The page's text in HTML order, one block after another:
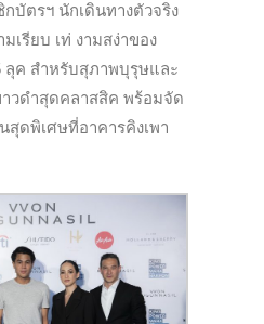
บัตรฯ นักเดินทางตัวจริง
เรียบ เท่ งามสง่าของ
ลุค สำหรับสุภาพบุรุษและ
วดำสุดคลาสสิค พร้อมจัด
ดพิเศษที่อาคารคิงเพา